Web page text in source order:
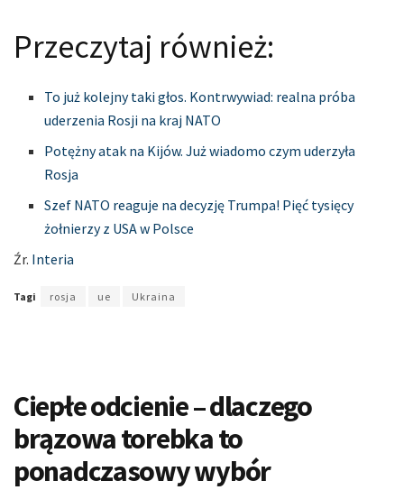
Przeczytaj również:
To już kolejny taki głos. Kontrwywiad: realna próba
uderzenia Rosji na kraj NATO
Potężny atak na Kijów. Już wiadomo czym uderzyła
Rosja
Szef NATO reaguje na decyzję Trumpa! Pięć tysięcy
żołnierzy z USA w Polsce
Źr. Interia
Tagi rosja ue Ukraina
Ciepłe odcienie – dlaczego
brązowa torebka to
ponadczasowy wybór